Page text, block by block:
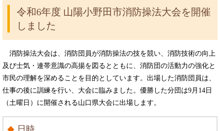
令和6年度 山陽小野田市消防操法大会を開催
しました
消防操法大会は、消防団員が消防操法の技を競い、消防技術の向上
及び士気・連帯意識の高揚を図るとともに、消防団の活動力の強化と
市民の理解を深めることを目的としています。出場した消防団員は、
仕事の後に訓練を行い、大会に臨みました。優勝した分団は9月14日
（土曜日）に開催される山口県大会に出場します。
日時